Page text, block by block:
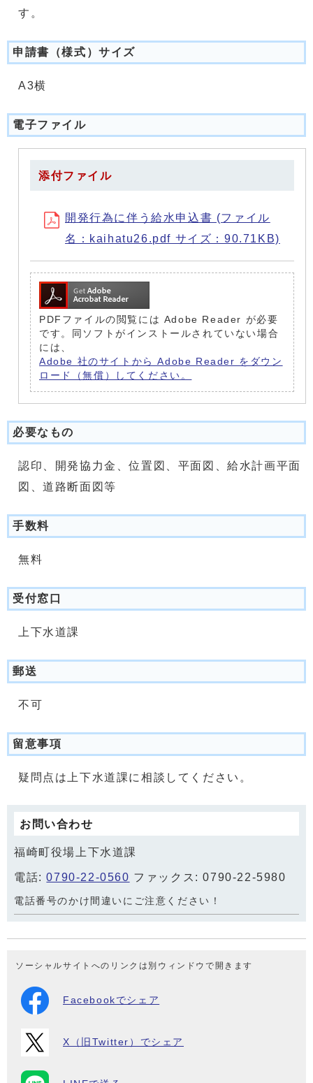
す。
申請書（様式）サイズ
A3横
電子ファイル
添付ファイル
開発行為に伴う給水申込書 (ファイル
名：kaihatu26.pdf サイズ：90.71KB)
PDFファイルの閲覧には Adobe Reader が必要
です。同ソフトがインストールされていない場合
には、
Adobe 社のサイトから Adobe Reader をダウン
ロード（無償）してください。
必要なもの
認印、開発協力金、位置図、平面図、給水計画平面
図、道路断面図等
手数料
無料
受付窓口
上下水道課
郵送
不可
留意事項
疑問点は上下水道課に相談してください。
お問い合わせ
福崎町役場上下水道課
電話:0790-22-0560 ファックス: 0790-22-5980
電話番号のかけ間違いにご注意ください！
ソーシャルサイトへのリンクは別ウィンドウで開きます
Facebookでシェア
X（旧Twitter）でシェア